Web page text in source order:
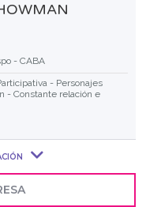
- CABA
- Personajes
- Constante relación e